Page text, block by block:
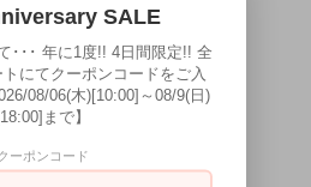
ございます。
テージ品です。
お気軽にお問い合わせ下さい。
SALE
･･･ 年に1度!! 4日間限定!! 全
にてクーポンコードをご入
08/06(木)[10:00]～08/9(日)
まで】
ーポンコード